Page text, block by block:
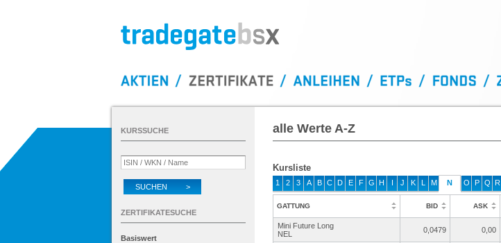
alle Werte A-Z
Kursliste
1 2 3 A B C D E F G H J K M N O P Q R
GATTUNG BID ASK
Mini Future Long
NEL
0,0479 0,00
KURSSUCHE
SUCHEN >
ZERTIFIKATESUCHE
Basiswert